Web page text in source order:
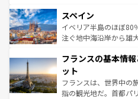
ろん、トスカーナの美
景など、自然景観も見
ピザやパスタなど、絶
ませてくれるイタリア
なお、新着のイタリア情
しい。
スペイン
イベリア半島のほぼ80
注ぐ地中海沿岸から雄
文化が根付くこの国で
れる闘牛、そして美味
る。首都マドリードの
アートに溢れた街角か
フランスの基本情
ット
フランスは、世界中の
指の観光地だ。首都パ